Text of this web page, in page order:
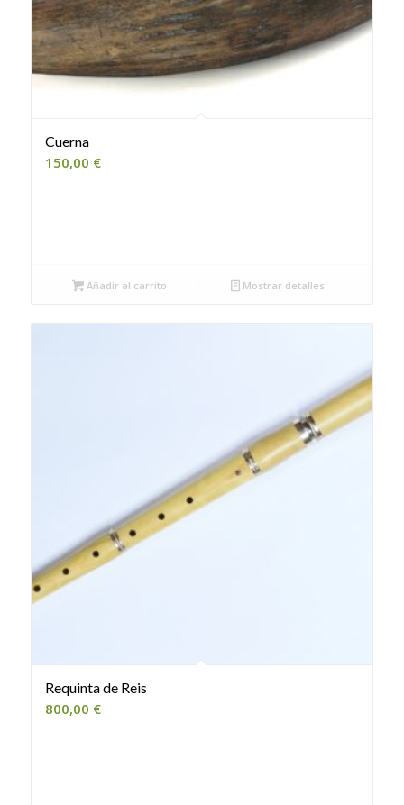
Cuerna
150,00 €
Añadir al carrito Mostrar detalles
Requinta de Reis
800,00 €